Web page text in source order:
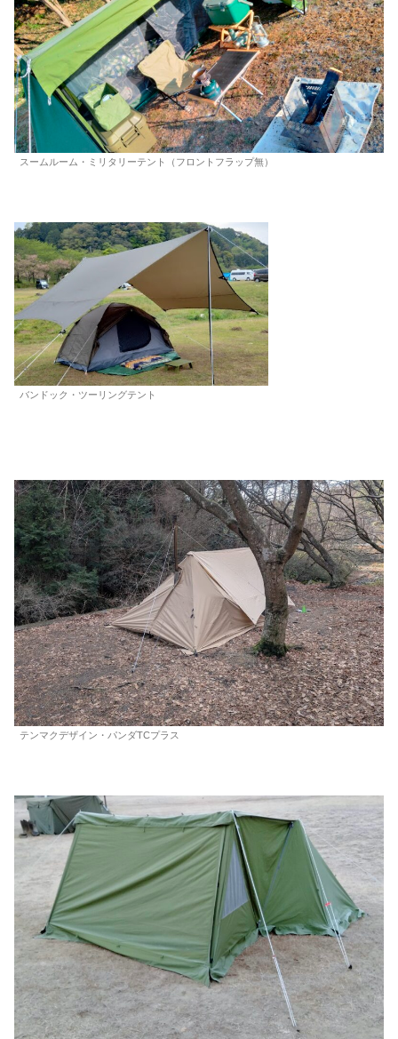
スームルーム・ミリタリーテント（フロントフラップ無）
バンドック・ツーリングテント
テンマクデザイン・パンダTCプラス